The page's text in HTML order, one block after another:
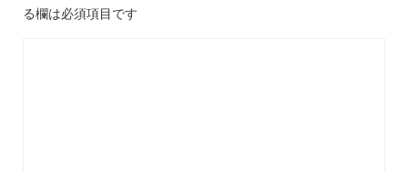
る欄は必須項目です